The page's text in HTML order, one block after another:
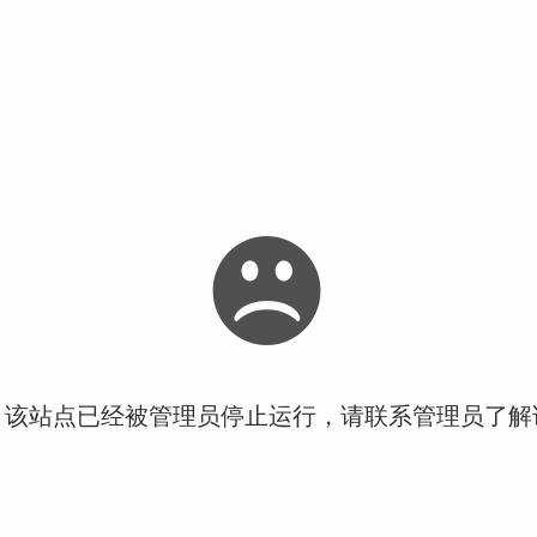
站点已经被管理员停止运行，请联系管理员了